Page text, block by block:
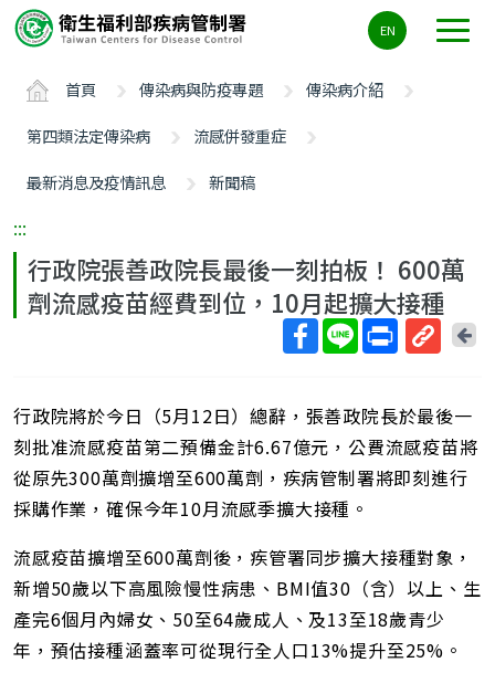
要
ALT+C
EN
首頁 傳染病與防疫專題
傳染病介紹
第四類法定傳染病
流感併發重症
最新消息及疫情訊息
新聞稿
:::
行政院張善政院長最後一刻拍板！ 600萬
劑流感疫苗經費到位，10月起擴大接種
短
網
址
回
行政院將於今日（5月12日）總辭，張善政院長於最後一
刻批准流感疫苗第二預備金計6.67億元，公費流感疫苗將
從原先300萬劑擴增至600萬劑，疾病管制署將即刻進行
採購作業，確保今年10月流感季擴大接種。
流感疫苗擴增至600萬劑後，疾管署同步擴大接種對象，
新增50歲以下高風險慢性病患、BMI值30（含）以上、生
產完6個月內婦女、50至64歲成人、及13至18歲青少
年，預估接種涵蓋率可從現行全人口13%提升至25%。